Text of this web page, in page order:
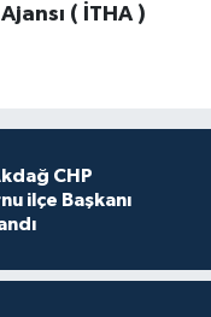
( İTHA )
CHP
ilçe Başkanı